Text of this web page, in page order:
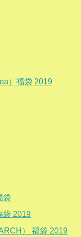
）福袋 2019
袋
袋 2019
） 福袋 2019